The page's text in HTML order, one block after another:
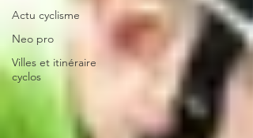
Actu cyclisme
Neo pro
Villes et itinéraire
cyclos